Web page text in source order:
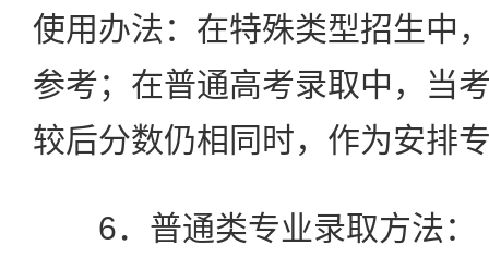
使用办法：在特殊类型招生中
参考；在普通高考录取中，当
较后分数仍相同时，作为安排
6．普通类专业录取方法：